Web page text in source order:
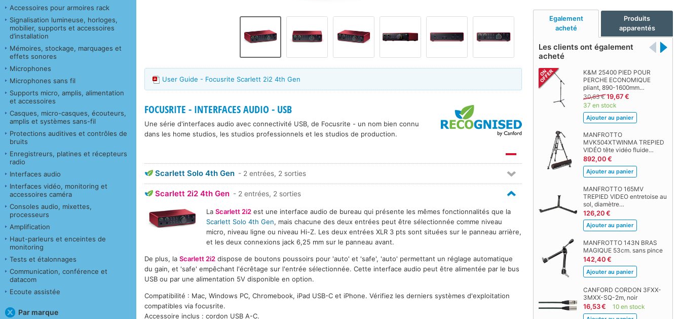
Accessoires pour armoires rack
Signalisation lumineuse, horloges,
mobilier, supports et accessoires
d’installation
Mémoires, stockage, marquages et
effets sonores
Microphones
Microphones sans fil
Supports micro, amplis, alimentation
et accessoires
Casques, micro-casques, écouteurs,
amplis et systèmes sans-fil
Protections auditives et contrôles de
bruits
Enregistreurs, platines et récepteurs
radio
Interfaces audio
Interfaces vidéo, monitoring et
accessoires caméra
Consoles audio, mixettes,
processeurs
Amplification
Haut-parleurs et enceintes de
monitoring
Tests et étalonnages
Communication, conférence et
datacom
Ecoute assistée
Par marque
Egalement
acheté
Produits
apparentés
Les clients ont également
acheté
K&M 25400 PIED POUR
PERCHE ECONOMIQUE
pliant, 890-1600mm…
30,63 € 19,67 €
37 en stock
MANFROTTO
MVK504XTWINMA TREPIED
VIDÉO tête vidéo fluide…
892,00 €
MANFROTTO 165MV
TREPIED VIDEO entretoise au
sol, diamètre…
126,20 €
MANFROTTO 143N BRAS
MAGIQUE 53cm. sans pince
142,40 €
CANFORD CORDON 3FXX-
3MXX-SQ-2m, noir
16,53 € 10 en stock
User Guide - Focusrite Scarlett 2i2 4th Gen
FOCUSRITE - INTERFACES AUDIO - USB
Une série d'interfaces audio avec connectivité USB, de Focusrite - un nom bien connu
dans les home studios, les studios professionnels et les studios de production.
Scarlett Solo 4th Gen - 2 entrées, 2 sorties
Scarlett 2i2 4th Gen - 2 entrées, 2 sorties
La Scarlett 2i2est une interface audio de bureau qui présente les mêmes fonctionnalités que la
Scarlett Solo 4th Gen, mais chacune des deux entrées peut être sélectionnée comme niveau
micro, niveau ligne ou niveau Hi-Z. Les deux entrées XLR 3 pts sont situées sur le panneau arrière,
et les deux connexions jack 6,25 mm sur le panneau avant.
De plus, laScarlett 2i2 dispose de boutons poussoirs pour 'auto' et 'safe', 'auto' permettant un réglage automatique
du gain, et 'safe' empêchant l'écrêtage sur l'entrée sélectionnée. Cette interface audio peut être alimentée par le bus
USB ou par une alimentation 5V disponible en option.
Compatibilité : Mac, Windows PC, Chromebook, iPad USB-C et iPhone. Vérifiez les derniers systèmes d'exploitation
compatibles via focusrite.
Accessoire inclus : cordon USB A-C.